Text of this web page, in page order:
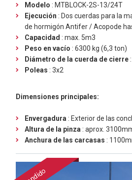
Modelo : MTBLOCK-2S-13/24T
Ejecución : Dos cuerdas para la
de hormigón Antifer / Acopode
Capacidad : max. 5m3
Peso en vacío : 6300 kg (6,3 ton)
Diámetro de la cuerda de cierre
Poleas : 3x2
Dimensiones principales:
Envergadura : Exterior de las
Altura de la pinza : aprox.
Anchura de las carcasas :